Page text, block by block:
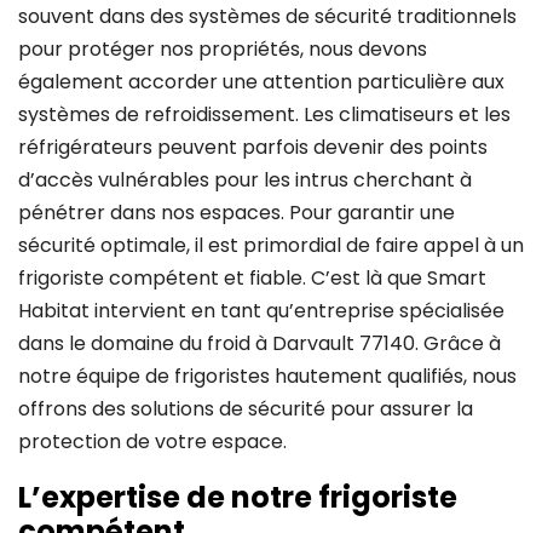
souvent dans des systèmes de sécurité traditionnels
pour protéger nos propriétés, nous devons
également accorder une attention particulière aux
systèmes de refroidissement. Les climatiseurs et les
réfrigérateurs peuvent parfois devenir des points
d’accès vulnérables pour les intrus cherchant à
pénétrer dans nos espaces. Pour garantir une
sécurité optimale, il est primordial de faire appel à un
frigoriste compétent et fiable. C’est là que Smart
Habitat intervient en tant qu’entreprise spécialisée
dans le domaine du froid à Darvault 77140. Grâce à
notre équipe de frigoristes hautement qualifiés, nous
offrons des solutions de sécurité pour assurer la
protection de votre espace.
L’expertise de notre frigoriste